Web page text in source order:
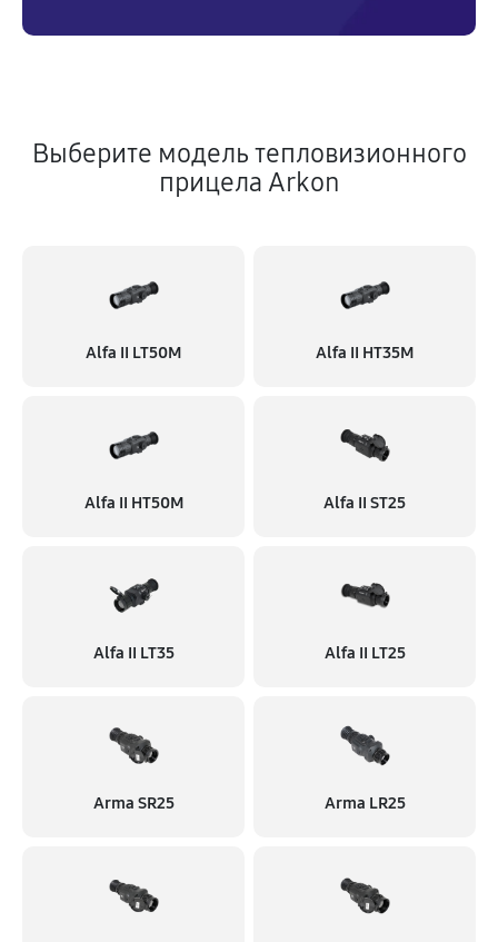
Выберите модель тепловизионного
прицела Arkon
Alfa II LT50M Alfa II HT35M
Alfa II HT50M Alfa II ST25
Alfa II LT35 Alfa II LT25
Arma SR25 Arma LR25